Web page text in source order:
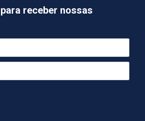
receber nossas